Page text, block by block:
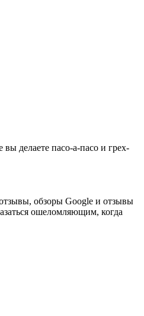
вы делаете пасо-а-пасо и грех-
обзоры Google и отзывы
ошеломляющим, когда